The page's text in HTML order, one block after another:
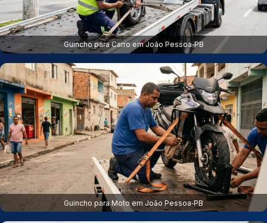
Guincho para Carro em João Pessoa‑PB
Guincho para Moto em João Pessoa‑PB